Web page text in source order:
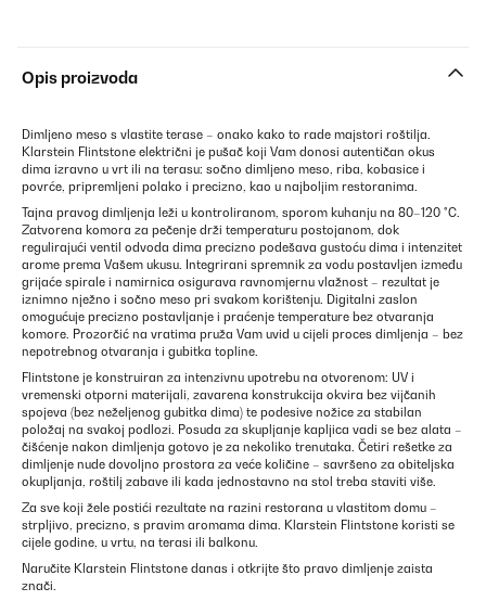
Opis proizvoda
Dimljeno meso s vlastite terase – onako kako to rade majstori roštilja.
Klarstein Flintstone električni je pušač koji Vam donosi autentičan okus
dima izravno u vrt ili na terasu: sočno dimljeno meso, riba, kobasice i
povrće, pripremljeni polako i precizno, kao u najboljim restoranima.
Tajna pravog dimljenja leži u kontroliranom, sporom kuhanju na 80–120 °C.
Zatvorena komora za pečenje drži temperaturu postojanom, dok
regulirajući ventil odvoda dima precizno podešava gustoću dima i intenzitet
arome prema Vašem ukusu. Integrirani spremnik za vodu postavljen između
grijaće spirale i namirnica osigurava ravnomjernu vlažnost – rezultat je
iznimno nježno i sočno meso pri svakom korištenju. Digitalni zaslon
omogućuje precizno postavljanje i praćenje temperature bez otvaranja
komore. Prozorčić na vratima pruža Vam uvid u cijeli proces dimljenja – bez
nepotrebnog otvaranja i gubitka topline.
Flintstone je konstruiran za intenzivnu upotrebu na otvorenom: UV i
vremenski otporni materijali, zavarena konstrukcija okvira bez vijčanih
spojeva (bez neželjenog gubitka dima) te podesive nožice za stabilan
položaj na svakoj podlozi. Posuda za skupljanje kapljica vadi se bez alata –
čišćenje nakon dimljenja gotovo je za nekoliko trenutaka. Četiri rešetke za
dimljenje nude dovoljno prostora za veće količine – savršeno za obiteljska
okupljanja, roštilj zabave ili kada jednostavno na stol treba staviti više.
Za sve koji žele postići rezultate na razini restorana u vlastitom domu –
strpljivo, precizno, s pravim aromama dima. Klarstein Flintstone koristi se
cijele godine, u vrtu, na terasi ili balkonu.
Naručite Klarstein Flintstone danas i otkrijte što pravo dimljenje zaista
znači.